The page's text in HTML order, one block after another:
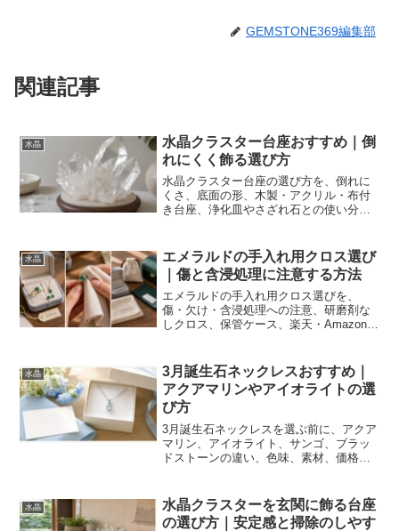
GEMSTONE369編集部
関連記事
水晶
水晶クラスター台座おすすめ｜倒
れにくく飾る選び方
水晶クラスター台座の選び方を、倒れに
くさ、底面の形、木製・アクリル・布付
き台座、浄化皿やさざれ石との使い分
水晶
エメラルドの手入れ用クロス選び
｜傷と含浸処理に注意する方法
エメラルドの手入れ用クロス選びを、
傷・欠け・含浸処理への注意、研磨剤な
しクロス、保管ケース、楽天・Amazon・
水晶
3月誕生石ネックレスおすすめ｜
アクアマリンやアイオライトの選
び方
3月誕生石ネックレスを選ぶ前に、アクア
マリン、アイオライト、サンゴ、ブラッ
ドストーンの違い、色味、素材、価格、
る時の注意点も解説します。
水晶
水晶クラスターを玄関に飾る台座
の選び方｜安定感と掃除のしやす